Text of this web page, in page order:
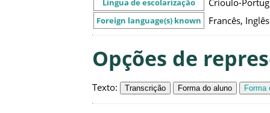
Língua de escolarização
Foreign language(s) known Francês, Inglês
Opções de
Texto: Transcrição Forma do aluno Forma